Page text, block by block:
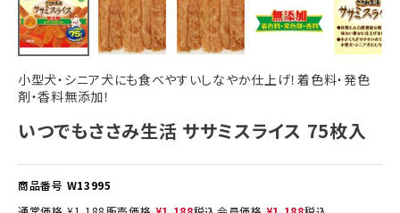
小型犬・シニア犬にも食べやすいしなやか仕上げ！着色料・発色
剤・香料無添加！
いつでもささみ生活 ササミスライス 75枚入
商品番号 W13995